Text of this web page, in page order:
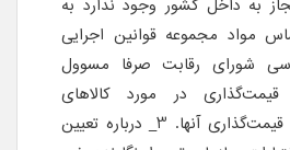
مواد مجموعه قوانین اجرایی
اساسی شورای رقابت صرفا مسوول
قیمت‌گذاری در مورد کالاهای
انحصاری می‌باشد نه قیمت‌گذاری آنها. 3_ درباره تعیین